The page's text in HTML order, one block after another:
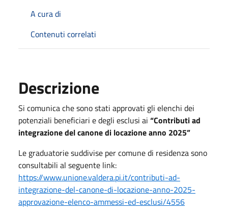
A cura di
Contenuti correlati
Descrizione
Si comunica che sono stati approvati gli elenchi dei
potenziali beneficiari e degli esclusi ai “Contributi ad
integrazione del canone di locazione anno 2025”
Le graduatorie suddivise per comune di residenza sono
consultabili al seguente link:
https://www.unione.valdera.pi.it/contributi-ad-
integrazione-del-canone-di-locazione-anno-2025-
approvazione-elenco-ammessi-ed-esclusi/4556